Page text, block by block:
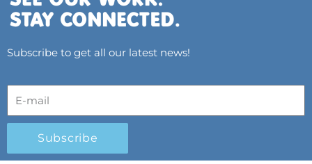
Subscribe to get all our latest news!
Subscribe